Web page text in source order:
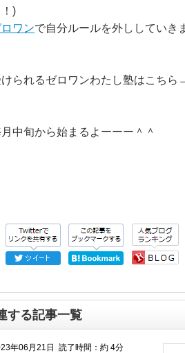
)
ワンで自分ルールを外ししていき
られるゼロワンわたし塾はこちら
中旬から始まるよーーー＾＾
する記事一覧
年06月21日 読了時間：約 4分